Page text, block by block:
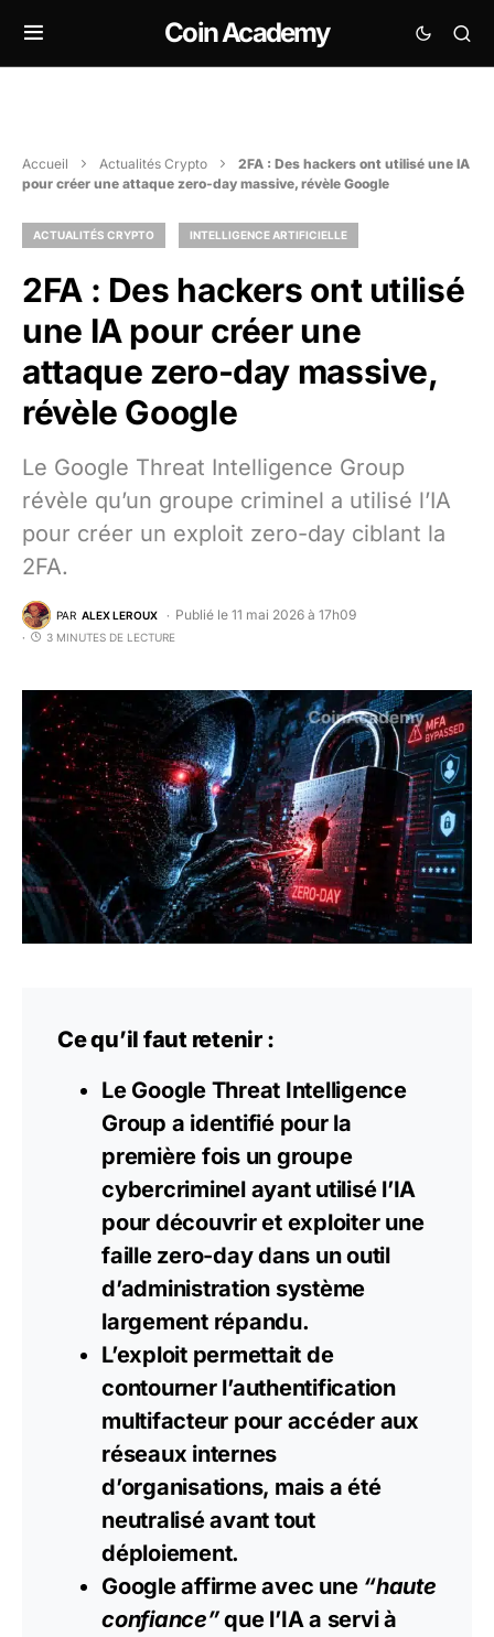
Coin Academy
Accueil Actualités Crypto
2FA : Des hackers ont utilisé une IA
pour créer une attaque zero-day massive, révèle Google
ACTUALITÉS CRYPTO INTELLIGENCE ARTIFICIELLE
2FA : Des hackers ont utilisé
une IA pour créer une
attaque zero-day massive,
révèle Google
Le Google Threat Intelligence Group
révèle qu’un groupe criminel a utilisé l’IA
pour créer un exploit zero-day ciblant la
2FA.
PAR ALEX LEROUX Publié le 11 mai 2026 à 17h09
3 MINUTES DE LECTURE
Ce qu’il faut retenir :
Le Google Threat Intelligence
Group a identifié pour la
première fois un groupe
cybercriminel ayant utilisé l’IA
pour découvrir et exploiter une
faille zero-day dans un outil
d’administration système
largement répandu.
L’exploit permettait de
contourner l’authentification
multifacteur pour accéder aux
réseaux internes
d’organisations, mais a été
neutralisé avant tout
déploiement.
Googleaffirme avec une “haute
confiance”que l’IA a servi à